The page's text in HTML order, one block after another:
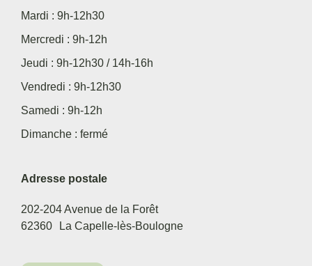
Mardi : 9h-12h30
Mercredi : 9h-12h
Jeudi : 9h-12h30 / 14h-16h
Vendredi : 9h-12h30
Samedi : 9h-12h
Dimanche : fermé
Adresse postale
202-204 Avenue de la Forêt
62360
La Capelle-lès-Boulogne